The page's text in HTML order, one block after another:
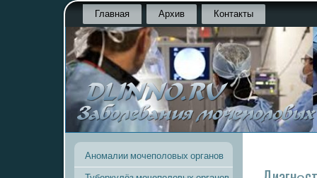
Главная Архив Контакты
Аномалии мочеполовых органов